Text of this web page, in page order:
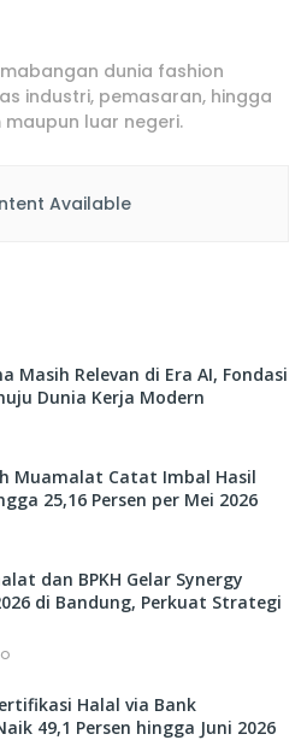
dunia fashion
industri, pemasaran, hingga
luar negeri.
Available
Masih Relevan di Era AI, Fondasi
Dunia Kerja Modern
Muamalat Catat Imbal Hasil
25,16 Persen per Mei 2026
dan BPKH Gelar Synergy
di Bandung, Perkuat Strategi
Halal via Bank
49,1 Persen hingga Juni 2026